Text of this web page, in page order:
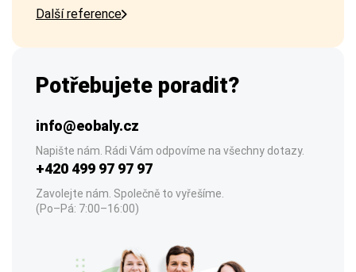
Další reference
Potřebujete poradit?
info@eobaly.cz
Napište nám. Rádi Vám odpovíme na všechny dotazy.
+420 499 97 97 97
Zavolejte nám. Společně to vyřešíme.
(Po–Pá: 7:00–16:00)